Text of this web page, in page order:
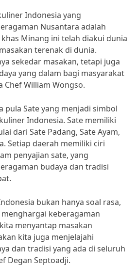
Indonesia yang
Nusantara adalah
Minang ini telah diakui dunia
terenak di dunia.
sekedar masakan, tetapi juga
yang dalam bagi masyarakat
Chef William Wongso.
pula Sate yang menjadi simbol
Indonesia. Sate memiliki
dari Sate Padang, Sate Ayam,
Setiap daerah memiliki ciri
penyajian sate, yang
budaya dan tradisi
bukan hanya soal rasa,
keberagaman
menyantap masakan
kita juga menjelajahi
dan tradisi yang ada di seluruh
Degan Septoadji.